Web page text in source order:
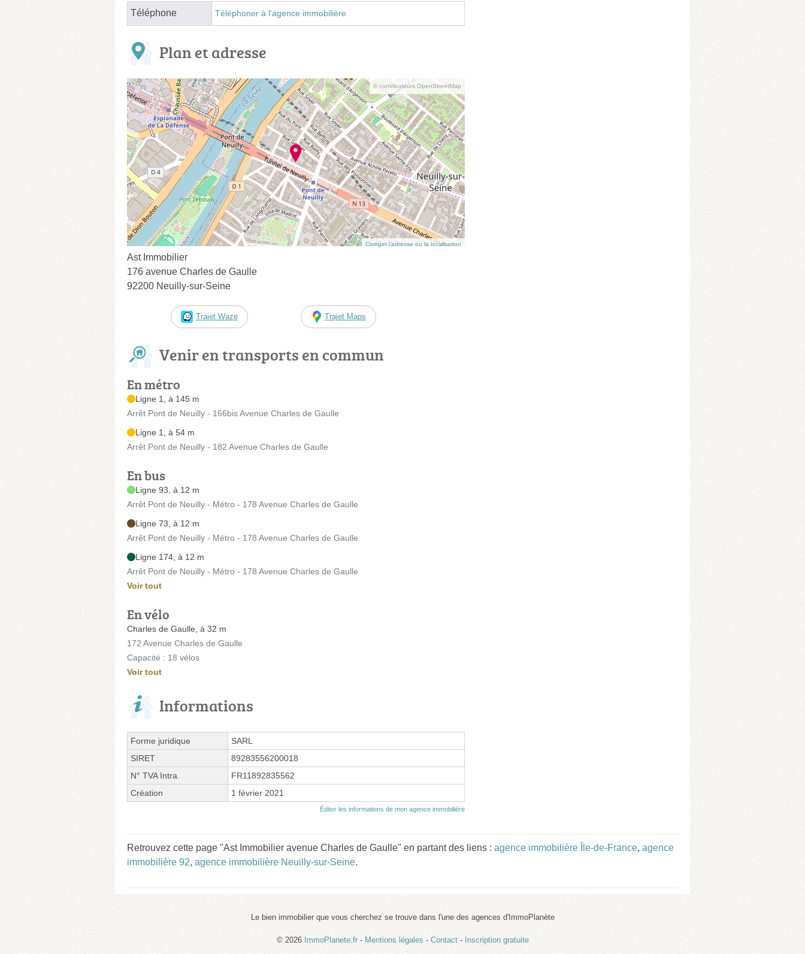
Téléphone Téléphoner à l'agence immobilière
Plan et adresse
© contributeurs OpenStreetMap
Corriger l’adresse ou la localisation
Ast Immobilier
176 avenue Charles de Gaulle
92200 Neuilly-sur-Seine
Trajet Waze Trajet Maps
Venir en transports en commun
En métro
Ligne 1, à 145 m
Arrêt Pont de Neuilly - 166bis Avenue Charles de Gaulle
Ligne 1, à 54 m
Arrêt Pont de Neuilly - 182 Avenue Charles de Gaulle
En bus
Ligne 93, à 12 m
Arrêt Pont de Neuilly - Métro - 178 Avenue Charles de Gaulle
Ligne 73, à 12 m
Arrêt Pont de Neuilly - Métro - 178 Avenue Charles de Gaulle
Ligne 174, à 12 m
Arrêt Pont de Neuilly - Métro - 178 Avenue Charles de Gaulle
Voir tout
En vélo
Charles de Gaulle, à 32 m
172 Avenue Charles de Gaulle
Capacité : 18 vélos
Voir tout
Informations
Forme juridique
SARL
SIRET
89283556200018
N° TVA Intra.
FR11892835562
Création
1 février 2021
Éditer les informations de mon agence immobilière
Retrouvez cette page "Ast Immobilier avenue Charles de Gaulle" en partant des liens : agence immobilière Île-de-France, agence
immobilière 92, agence immobilière Neuilly-sur-Seine.
Le bien immobilier que vous cherchez se trouve dans l'une des agences d'ImmoPlanète
© 2026 ImmoPlanete.fr - Mentions légales - Contact- Inscription gratuite